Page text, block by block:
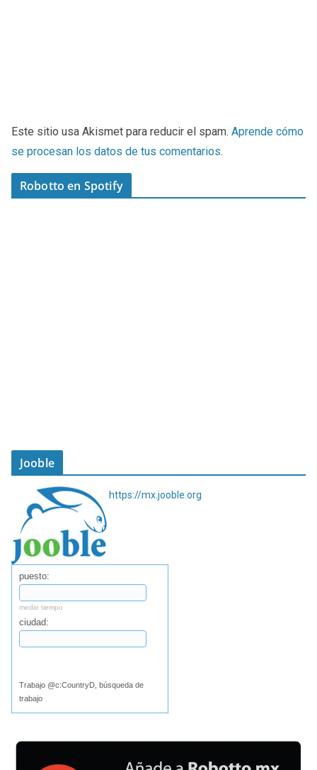
Este sitio usa Akismet para reducir el spam. Aprende cómo
se procesan los datos de tus comentarios.
Robotto en Spotify
Jooble
https://mx.jooble.org
puesto:
medio tiempo
ciudad:
Trabajo @c:CountryD, búsqueda de
trabajo